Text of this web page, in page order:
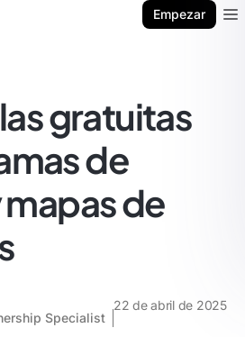
Empezar
gratuitas
de
de
Specialist
22 de abril de 2025